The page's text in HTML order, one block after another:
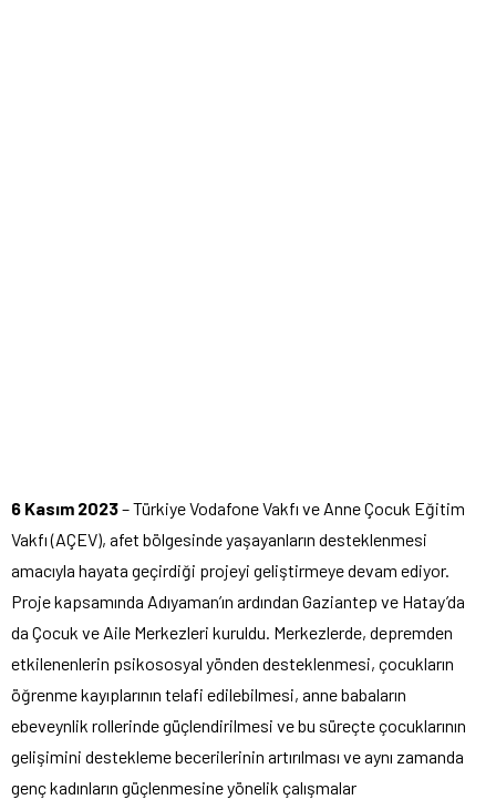
6 Kasım 2023– Türkiye Vodafone Vakfı ve Anne Çocuk Eğitim
Vakfı (AÇEV), afet bölgesinde yaşayanların desteklenmesi
amacıyla hayata geçirdiği projeyi geliştirmeye devam ediyor.
Proje kapsamında Adıyaman’ın ardından Gaziantep ve Hatay’da
da Çocuk ve Aile Merkezleri kuruldu. Merkezlerde, depremden
etkilenenlerin psikososyal yönden desteklenmesi, çocukların
öğrenme kayıplarının telafi edilebilmesi, anne babaların
ebeveynlik rollerinde güçlendirilmesi ve bu süreçte çocuklarının
gelişimini destekleme becerilerinin artırılması ve aynı zamanda
genç kadınların güçlenmesine yönelik çalışmalar